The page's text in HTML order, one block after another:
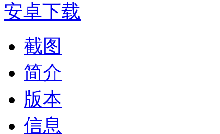
安卓下载
截图
简介
版本
信息